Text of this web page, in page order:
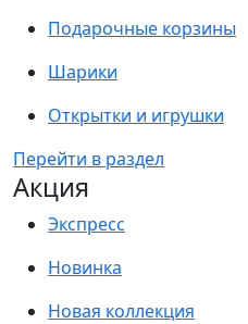
Подарочные корзины
Шарики
Открытки и игрушки
Перейти в раздел
Акция
Экспресс
Новинка
Новая коллекция